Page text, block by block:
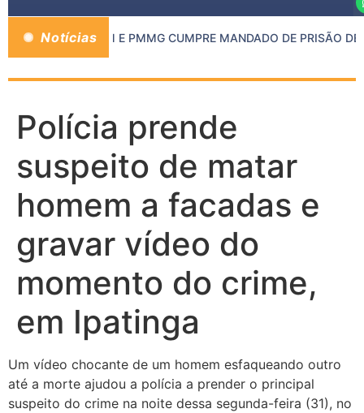
Notícias
MP DE INHAPIM E PMMG CUMPRE MANDADO DE PRISÃO DE
Polícia prende
suspeito de matar
homem a facadas e
gravar vídeo do
momento do crime,
em Ipatinga
Um vídeo chocante de um homem esfaqueando outro
até a morte ajudou a polícia a prender o principal
suspeito do crime na noite dessa segunda-feira (31), no